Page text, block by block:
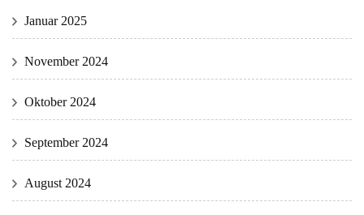
Januar 2025
November 2024
Oktober 2024
September 2024
August 2024